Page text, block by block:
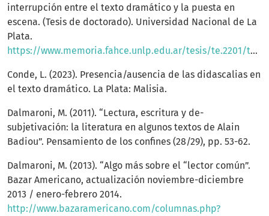
interrupción entre el texto dramático y la puesta en
escena. (Tesis de doctorado). Universidad Nacional de La
Plata.
https://www.memoria.fahce.unlp.edu.ar/tesis/te.2201/te.2201.pdftesis
Conde, L. (2023). Presencia/ausencia de las didascalias en
el texto dramático. La Plata: Malisia.
Dalmaroni, M. (2011). “Lectura, escritura y de-
subjetivación: la literatura en algunos textos de Alain
Badiou”. Pensamiento de los confines (28/29), pp. 53-62.
Dalmaroni, M. (2013). “Algo más sobre el “lector común”.
Bazar Americano, actualización noviembre-diciembre
2013 / enero-febrero 2014.
http://www.bazaramericano.com/columnas.php?